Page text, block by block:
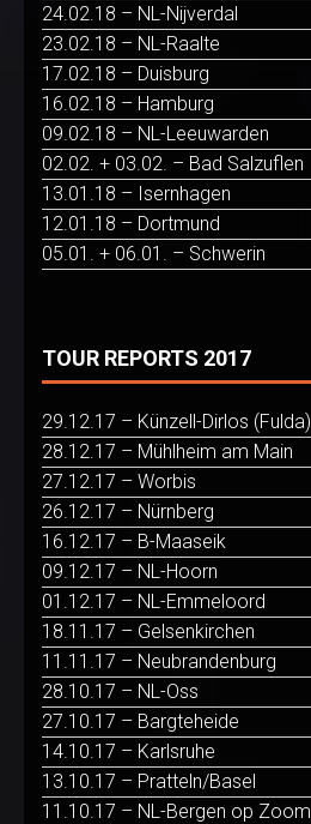
24.02.18 – NL-Nijverdal
23.02.18 – NL-Raalte
17.02.18 – Duisburg
16.02.18 – Hamburg
09.02.18 – NL-Leeuwarden
02.02. + 03.02. – Bad Salzuflen
13.01.18 – Isernhagen
12.01.18 – Dortmund
05.01. + 06.01. – Schwerin
TOUR REPORTS 2017
29.12.17 – Künzell-Dirlos (Fulda)
28.12.17 – Mühlheim am Main
27.12.17 – Worbis
26.12.17 – Nürnberg
16.12.17 – B-Maaseik
09.12.17 – NL-Hoorn
01.12.17 – NL-Emmeloord
18.11.17 – Gelsenkirchen
11.11.17 – Neubrandenburg
28.10.17 – NL-Oss
27.10.17 – Bargteheide
14.10.17 – Karlsruhe
13.10.17 – Pratteln/Basel
11.10.17 – NL-Bergen op Zoom